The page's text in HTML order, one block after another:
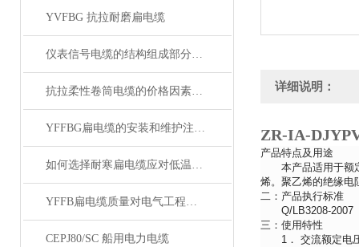
YVFBG 抗拉耐磨扁电缆
仪表信号电缆的结构组成部分有哪些？
抗拉柔性卷筒电缆的价格因素有哪些影响？
YFFBG扁电缆的安装和维护注意事项是什么
如何选择耐寒扁电缆应对低温挑战
YFFB扁电缆质量对电气工程项目安全性的影响
CEPJ80/SC 船用电力电缆
详细说明：
ZR-IA-
产品特点及用途
本产品适用于额
烯。聚乙烯的绝缘电
二：产品执行标准
Q/LB3208-2007
三：使用特性
1． 交流额定电压